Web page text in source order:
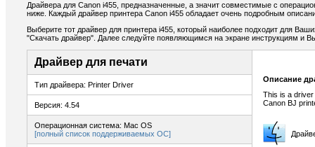
Драйвера для Canon i455, предназначенные, а значит совместимые с
ниже. Каждый драйвер принтера Canon i455 обладает очень подробным
Выберите тот драйвер для принтера i455, который наиболее подходит для
"Скачать драйвер". Далее следуйте появляющимся на экране инструкциям и
Драйвер для печати
Тип драйвера: Printer Driver
Версия: 4.54
Операционная система: Mac OS
[полный список поддерживаемых ОС]
Описание
This is a
Canon BJ